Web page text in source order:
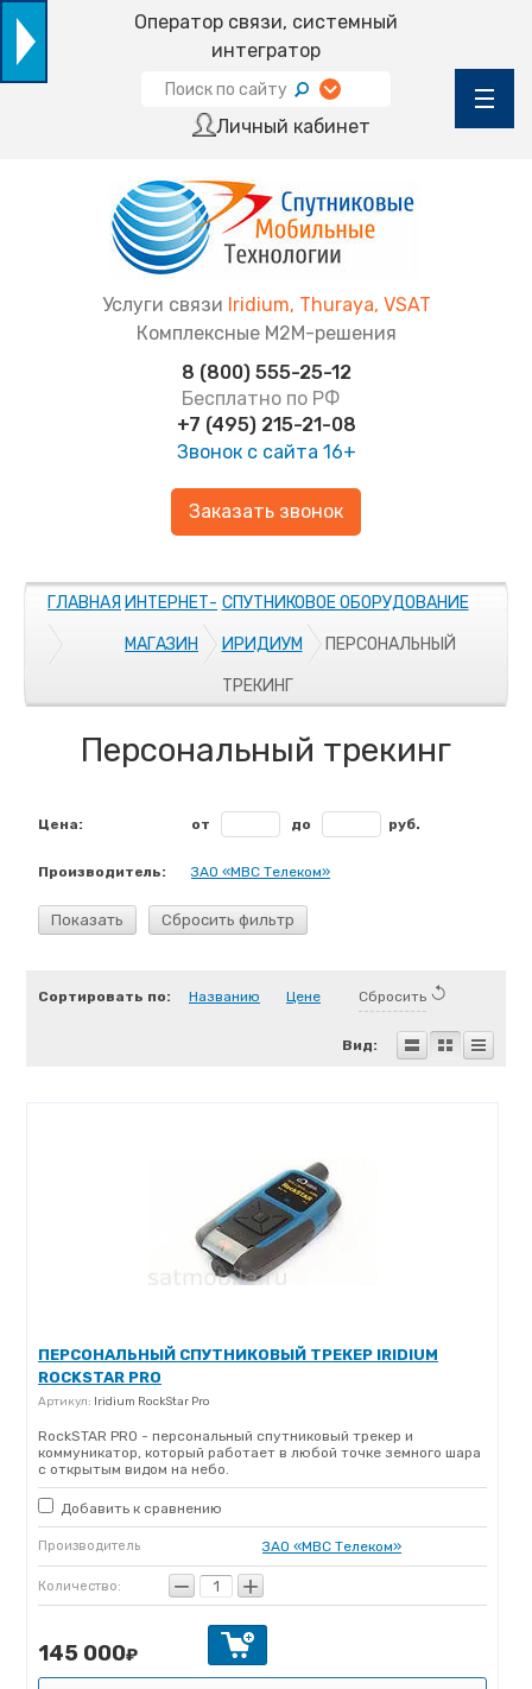
Оператор связи, системный
интегратор
Личный кабинет
Услуги связи Iridium, Thuraya, VSAT
Комплексные М2М-решения
8 (800) 555-25-12
Бесплатно по РФ
+7 (495) 215-21-08
Звонок с сайта 16+
Заказать звонок
ГЛАВНАЯ ИНТЕРНЕТ-
МАГАЗИН
СПУТНИКОВОЕ ОБОРУДОВАНИЕ
ИРИДИУМ ПЕРСОНАЛЬНЫЙ
ТРЕКИНГ
Персональный трекинг
Цена: от до руб.
Производитель: ЗАО «МВС Телеком»
Показать Сбросить фильтр
Сортировать по: Названию Цене Сбросить
Вид:
ПЕРСОНАЛЬНЫЙ СПУТНИКОВЫЙ ТРЕКЕР IRIDIUM
ROCKSTAR PRO
Артикул: Iridium RockStar Pro
RockSTAR PRO - персональный спутниковый трекер и
коммуникатор, который работает в любой точке земного шара
с открытым видом на небо.
Добавить к сравнению
Производитель ЗАО «МВС Телеком»
Количество: − +
145 000₽